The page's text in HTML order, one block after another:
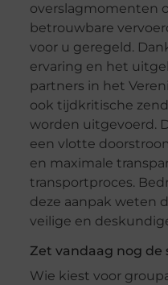
overslagmomenten
betrouwbare
voor u geregeld.
ervaring en het
partners in het
ook tijdkritische
worden uitgevoerd.
een vlotte
en maximale
transportproces.
deze aanpak weten
veilige en
Zet vandaag nog
Wie kiest voor